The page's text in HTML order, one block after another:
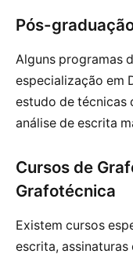
Pós-
Alguns programas
especialização em
estudo de técnicas
análise de escrita
Cursos de
Grafotécnica
Existem cursos
escrita,